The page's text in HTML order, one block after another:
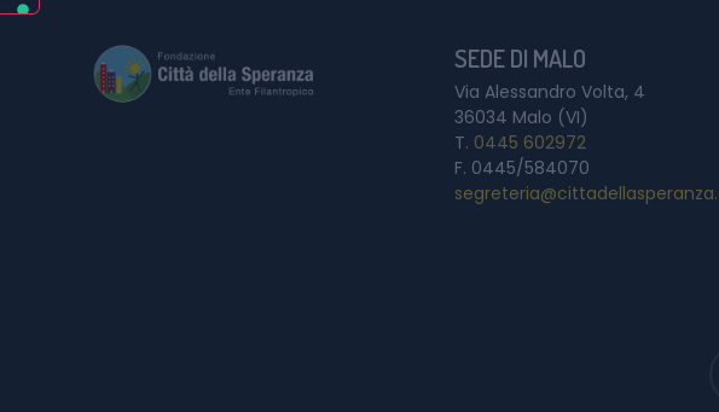
SEDE DI MALO
Via Alessandro Volta, 4
36034 Malo (VI)
T. 0445 602972
F. 0445/584070